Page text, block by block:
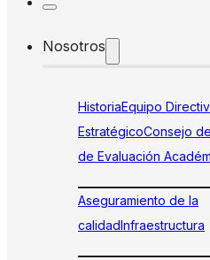
Nosotros
HistoriaEquipo
EstratégicoConsejo
de Evaluación
Aseguramiento de la
calidadInfraestructura